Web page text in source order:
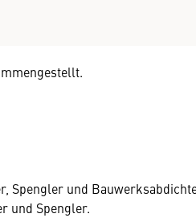
Spengler und
und Spengler.